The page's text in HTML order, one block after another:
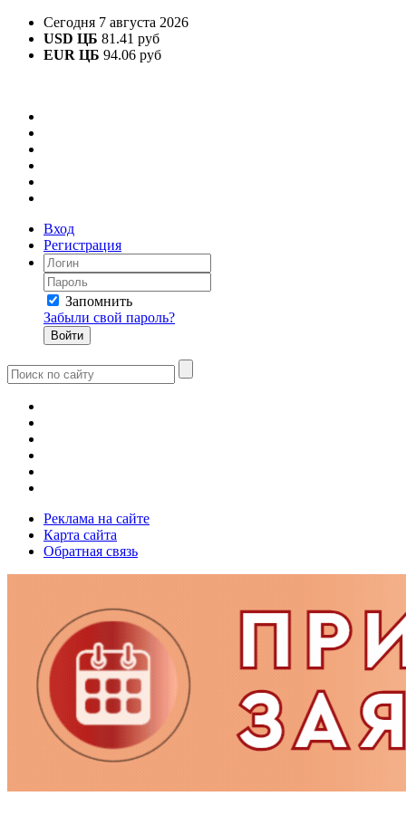
Сегодня 7 августа 2026
USD ЦБ 81.41 руб
EUR ЦБ 94.06 руб
Вход
Регистрация
Запомнить
Забыли свой пароль?
Реклама на сайте
Карта сайта
Обратная связь